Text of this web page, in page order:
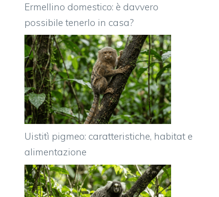
Ermellino domestico: è davvero
possibile tenerlo in casa?
Uistitì pigmeo: caratteristiche, habitat e
alimentazione